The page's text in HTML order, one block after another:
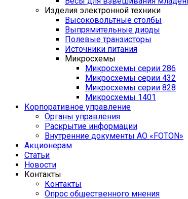
Изделия электронной техники
Высоковольтные столбы
Выпрямительные диоды
Полевые транзисторы
Источники питания
Микросхемы
Микросхемы серии 286
Микросхемы серии 432
Микросхемы серии 828
Микросхемы 1401
Корпоративное управление
Органы управления
Раскрытие информации
Внутренние документы АО «FOTON»
Акционерам
Статьи
Новости
Контакты
Контакты
Опрос общественного мнения